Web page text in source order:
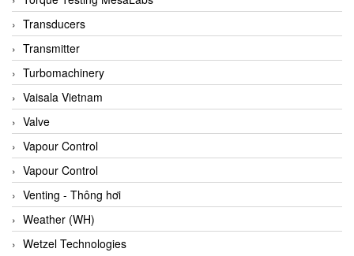
Conch
Conductix/ WAMPFLER
Contrec
Contrinex
Control Solution Minesota
Copeland
Cortem
Cosa Xentaur
Cosil
Coulton
Transducers
Transmitter
Turbomachinery
Vaisala Vietnam
Valve
Vapour Control
Vapour Control
Venting - Thông hơi
Weather (WH)
Wetzel Technologies